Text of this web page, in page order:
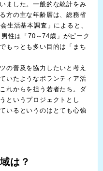
ました。一般的な統計をみ
方の主な年齢層は、総務省
生活基本調査」によると、
性は「70～74歳」がピーク
もっとも多い目的は「まち
の普及を協力したいと考え
いたようなボランティア活
れからを担う若者たち。ダ
というプロジェクトとし
いるというのはとても心強
は？